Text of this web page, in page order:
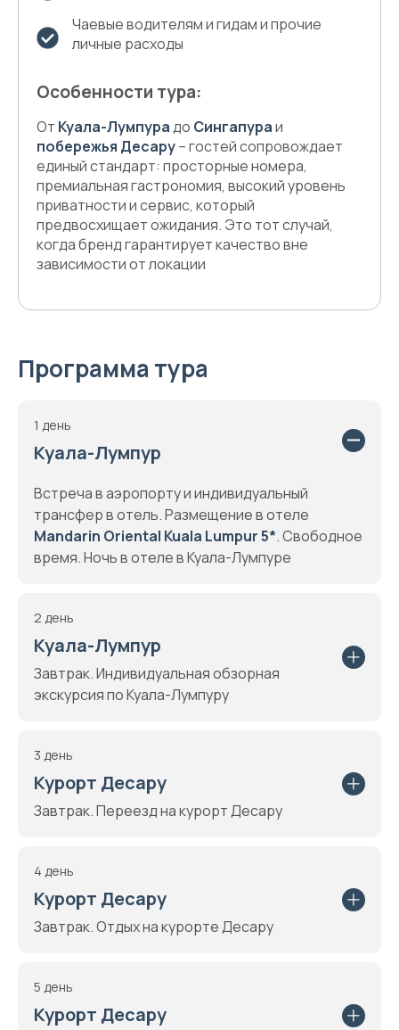
Чаевые водителям и гидам и прочие
личные расходы
Особенности тура:
От Куала-Лумпурадо Сингапураи
побережья Десару– гостей сопровождает
единый стандарт: просторные номера,
премиальная гастрономия, высокий уровень
приватности и сервис, который
предвосхищает ожидания. Это тот случай,
когда бренд гарантирует качество вне
зависимости от локации
Программа тура
1 день
Куала-Лумпур
Встреча в аэропорту и индивидуальный
трансфер в отель. Размещение в отеле
Mandarin Oriental Kuala Lumpur 5*. Свободное
время. Ночь в отеле в Куала-Лумпуре
2 день
Куала-Лумпур
Завтрак. Индивидуальная обзорная
экскурсия по Куала-Лумпуру
3 день
Курорт Десару
Завтрак. Переезд на курорт Десару
4 день
Курорт Десару
Завтрак. Отдых на курорте Десару
5 день
Курорт Десару